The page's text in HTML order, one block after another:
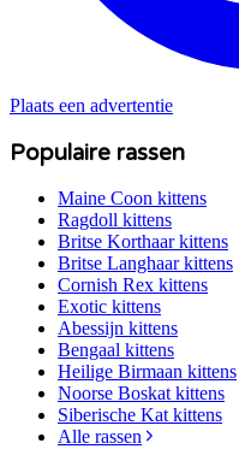
Plaats een advertentie
Populaire rassen
Maine Coon kittens
Ragdoll kittens
Britse Korthaarkittens
Britse Langhaarkittens
Cornish Rex kittens
Exotic kittens
Abessijn kittens
Bengaal kittens
Heilige Birmaan kittens
Noorse Boskat kittens
Siberische Kat kittens
Alle rassen